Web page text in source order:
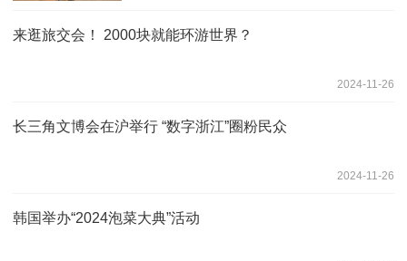
来逛旅交会！ 2000块就能环游世界？
2024-11-26
长三角文博会在沪举行 “数字浙江”圈粉民众
2024-11-26
韩国举办“2024泡菜大典”活动